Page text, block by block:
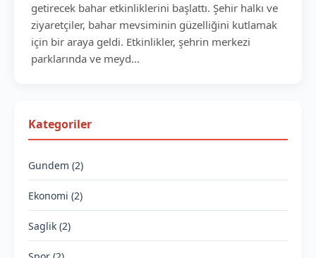
getirecek bahar etkinliklerini başlattı. Şehir halkı ve
ziyaretçiler, bahar mevsiminin güzelliğini kutlamak
için bir araya geldi. Etkinlikler, şehrin merkezi
parklarında ve meyd...
Kategoriler
Gundem (2)
Ekonomi (2)
Saglik (2)